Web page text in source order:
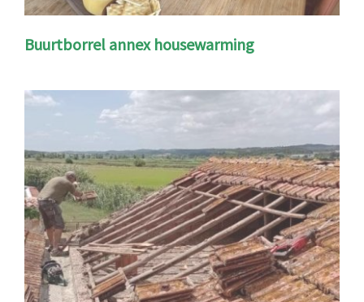
Buurtborrel annex housewarming